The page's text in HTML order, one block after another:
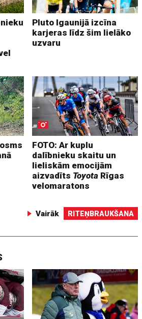
Pluto Igaunijā izcīna
karjeras līdz šim lielāko
uzvaru
FOTO: Ar kuplu
dalībnieku skaitu un
lieliskām emocijām
aizvadīts Toyota Rīgas
velomaratons
Vairāk RITEŅBRAUKŠANA